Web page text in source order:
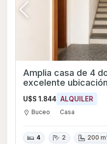
Amplia casa de 4
excelente
Gómez esquina
U$S 1.844 ALQUILER
Buceo Casa
4 2 200